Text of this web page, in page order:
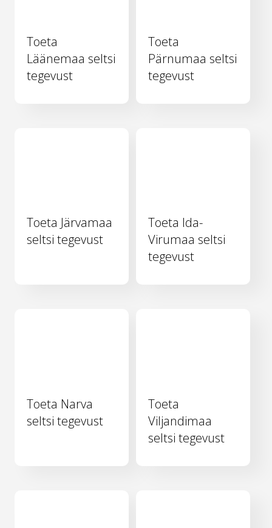
Toeta
Läänemaa seltsi
tegevust
Toeta
Pärnumaa seltsi
tegevust
Toeta Järvamaa
seltsi tegevust
Toeta Ida-
Virumaa seltsi
tegevust
Toeta Narva
seltsi tegevust
Toeta
Viljandimaa
seltsi tegevust